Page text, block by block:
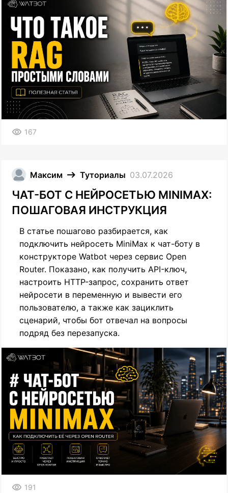
167
Максим Туториалы 03.07.2026
ЧАТ-БОТ С НЕЙРОСЕТЬЮ MINIMAX:
ПОШАГОВАЯ ИНСТРУКЦИЯ
В статье пошагово разбирается, как
подключить нейросеть MiniMax к чат-боту в
конструкторе Watbot через сервис Open
Router. Показано, как получить API-ключ,
настроить HTTP-запрос, сохранить ответ
нейросети в переменную и вывести его
пользователю, а также как зациклить
сценарий, чтобы бот отвечал на вопросы
подряд без перезапуска.
191